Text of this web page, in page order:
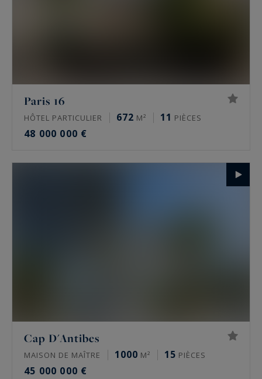
Paris 16
HÔTEL PARTICULIER 672 M² 11 PIÈCES
48 000 000 €
Cap D'Antibes
MAISON DE MAÎTRE 1000 M² 15 PIÈCES
45 000 000 €